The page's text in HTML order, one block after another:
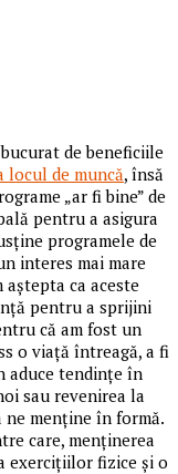
de beneficiile
locul de muncă, însă
„ar fi bine” de
pentru a asigura
programele de
interes mai mare
ca aceste
pentru a sprijini
că am fost un
o viață întreagă, a fi
aduce tendințe în
sau revenirea la
menține în formă.
care, menținerea
exercițiilor fizice și o